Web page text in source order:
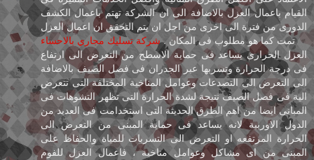
القيام باعمال العزل بالاضافة الى ان الشركة تهتم باعمال الكشف
الدورى من فترة الى اخرى من اجل ان يتم التحقق ان اعمال العزل
تمت كما هو مطلوب فى المكان .شركة تسليك مجاري بالاحساء
العزل الحرارى يساعد فى حماية الاسطح من التعرض الى ارتفاع
فى درجة الحرارة وتسربها عبر الجدران فى فصل الصيف بالاضافة
الى التعرض الى التصدعات وعوامل المناخية المختلفة التى تتعرض
الية فى فصل الصيف نتيجة لشدة الحرارة التى تظهر التشوهات فى
المبانى ايضا من اهم الطرق الحديثة التى استخدامت فى العديد من
الدول الاوربية لانه يساعد فى حماية المبنى من التعرض الى
الحرارة المرتفعه او التعرض الى التسربات للمياة والحفاظ على
المبنى من اى مشاكل وعوامل مناخية ، فاعمال العزل للفوم